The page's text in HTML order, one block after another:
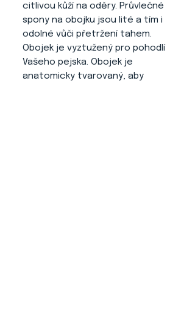
citlivou kůží na oděry. Průvlečné
spony na obojku jsou lité a tím i
odolné vůči přetržení tahem.
Obojek je vyztužený pro pohodlí
Vašeho pejska. Obojek je
anatomicky tvarovaný, aby